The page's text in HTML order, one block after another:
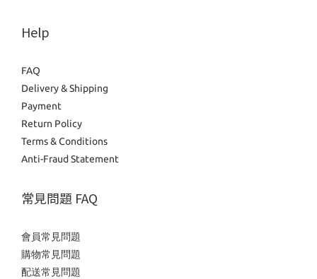
Help
FAQ
Delivery & Shipping
Payment
Return Policy
Terms & Conditions
Anti-Fraud Statement
常見問題 FAQ
會員常見問題
購物常見問題
配送常見問題